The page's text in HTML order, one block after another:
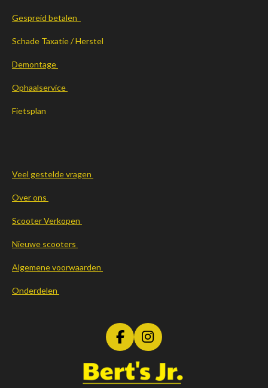
Gespreid betalen
Schade Taxatie / Herstel
Demontage
Ophaalservice
Fietsplan
Veel gestelde vragen
Over ons
Scooter Verkopen
Nieuwe scooters
Algemene voorwaarden
Onderdelen
F
a
c
e
I
n
s
t